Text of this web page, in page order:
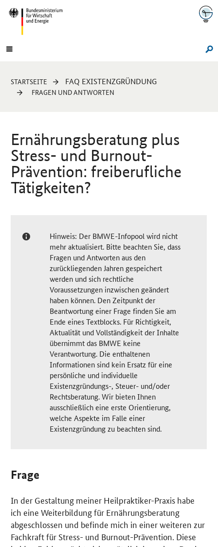
Navigation
Hauptmenü
Sie
sind
STARTSEITE FAQ EXISTENZGRÜNDUNG
FRAGEN UND ANTWORTEN
Ernährungsberatung plus
Stress- und Burnout-
Prävention: freiberufliche
Tätigkeiten?
Hinweis: Der BMWE-Infopool wird nicht
mehr aktualisiert. Bitte beachten Sie, dass
Fragen und Antworten aus den
zurückliegenden Jahren gespeichert
werden und sich rechtliche
Voraussetzungen inzwischen geändert
haben können. Den Zeitpunkt der
Beantwortung einer Frage finden Sie am
Ende eines Textblocks. Für Richtigkeit,
Aktualität und Vollständigkeit der Inhalte
übernimmt das BMWE keine
Verantwortung. Die enthaltenen
Informationen sind kein Ersatz für eine
persönliche und individuelle
Existenzgründungs-, Steuer- und/oder
Rechtsberatung. Wir bieten Ihnen
ausschließlich eine erste Orientierung,
welche Aspekte im Falle einer
Existenzgründung zu beachten sind.
Frage
In der Gestaltung meiner Heilpraktiker-Praxis habe
ich eine Weiterbildung für Ernährungsberatung
abgeschlossen und befinde mich in einer weiteren zur
Fachkraft für Stress- und Burnout-Prävention. Diese